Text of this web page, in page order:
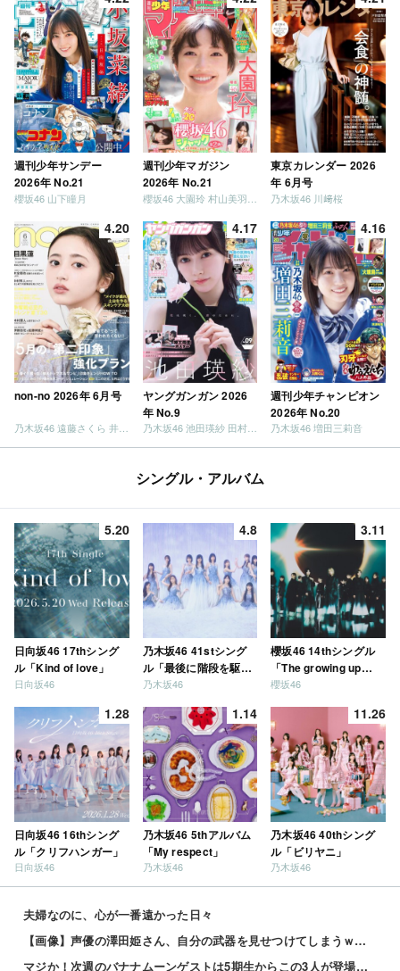
週刊少年サンデー
2026年 No.21
櫻坂46 山下瞳月
週刊少年マガジン
2026年 No.21
東京カレンダー 2026
年 6月号
乃木坂46 川﨑桜
4.20
non-no 2026年 6月号
乃木坂46 遠藤さくら 井上和 / 日向坂46 小坂菜緒
4.17
ヤングガンガン 2026
年 No.9
乃木坂46 池田瑛紗 田村真佑
4.16
週刊少年チャンピオン
2026年 No.20
乃木坂46 増田三莉音
シングル・アルバム
5.20
日向坂46 17thシング
ル「Kind of love」
日向坂46
4.8
乃木坂46 41stシング
ル「最後に階段を駆け
上がったのはいつ
乃木坂46
3.11
櫻坂46 14thシングル
「The growing up
train」
櫻坂46
1.28
日向坂46 16thシング
ル「クリフハンガー」
日向坂46
1.14
乃木坂46 5thアルバム
「My respect」
乃木坂46
11.26
乃木坂46 40thシング
ル「ビリヤニ」
乃木坂46
夫婦なのに、心が一番遠かった日々
【画像】声優の澤田姫さん、自分の武器を見せつけてしまうｗｗｗｗ
マジか！次週のバナナムーンゲストは5期生からこの3人が登場！！！【乃木坂46】